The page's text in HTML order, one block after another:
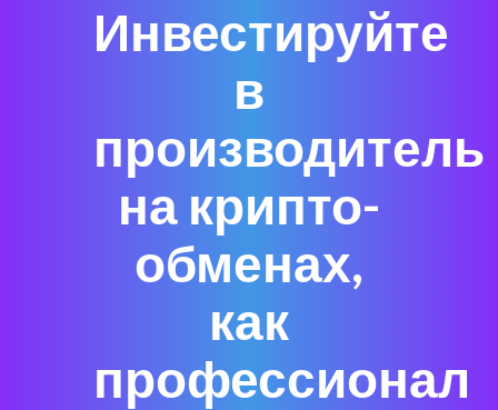
Инвестируйте
в
производитель
на крипто-
обменах,
как
профессионал